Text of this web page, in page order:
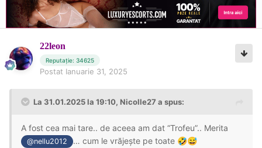
22leon
Reputație: 34625
Postat Ianuarie 31, 2025
La 31.01.2025 la 19:10, Nicolle27 a spus:
A fost cea mai tare.. de aceea am dat “Trofeu”.. Merita
@nellu2012 … cum le vrăjește pe toate 🤣😅